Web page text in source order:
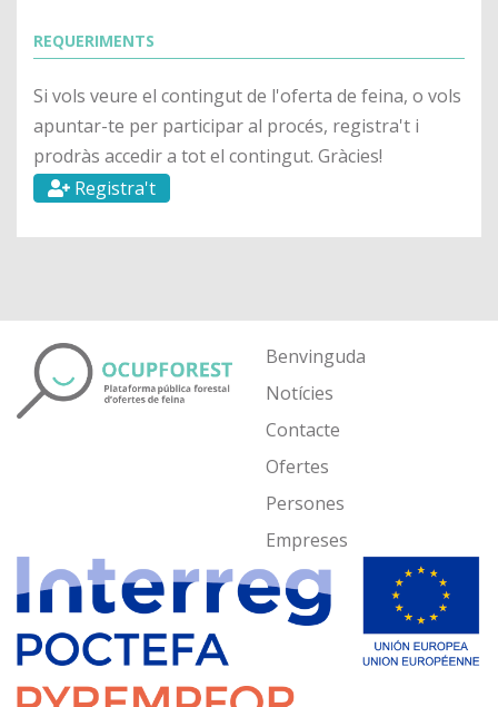
REQUERIMENTS
Si vols veure el contingut de l'oferta de feina, o vols
apuntar-te per participar al procés, registra't i
prodràs accedir a tot el contingut. Gràcies!
Registra't
Benvinguda
Notícies
Contacte
Ofertes
Persones
Empreses